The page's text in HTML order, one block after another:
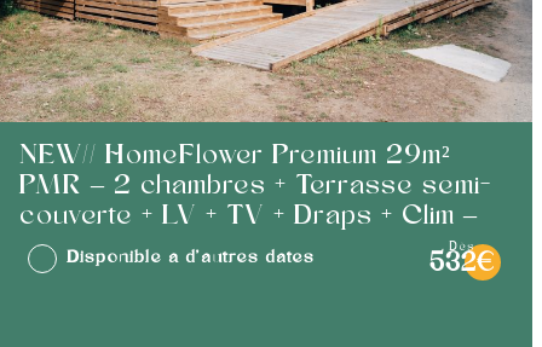
NEW// HomeFlower Premium 29m²
PMR – 2 chambres + Terrasse semi-
couverte + LV + TV + Draps + Clim –
Disponible à d'autres dates
dès
532€